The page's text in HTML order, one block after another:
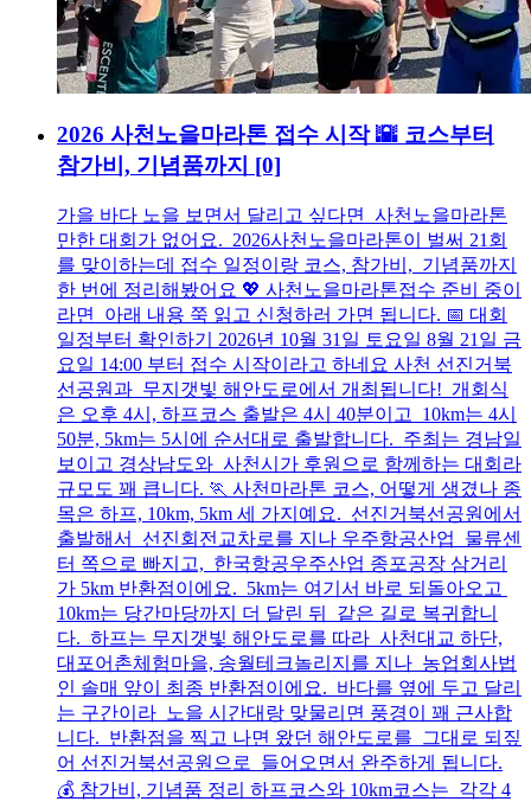
2026 사천노을마라톤 접수 시작 🌇 코스부터
참가비, 기념품까지 [0]
가을 바다 노을 보면서 달리고 싶다면 사천노을마라톤
만한 대회가 없어요. 2026사천노을마라톤이 벌써 21회
를 맞이하는데 접수 일정이랑 코스, 참가비, 기념품까지
한 번에 정리해봤어요 💖 사천노을마라톤접수 준비 중이
라면 아래 내용 쭉 읽고 신청하러 가면 됩니다. 📅 대회
일정부터 확인하기 2026년 10월 31일 토요일 8월 21일 금
요일 14:00 부터 접수 시작이라고 하네요 사천 선진거북
선공원과 무지갯빛 해안도로에서 개최됩니다! 개회식
은 오후 4시, 하프코스 출발은 4시 40분이고 10km는 4시
50분, 5km는 5시에 순서대로 출발합니다. 주최는 경남일
보이고 경상남도와 사천시가 후원으로 함께하는 대회라
규모도 꽤 큽니다. 🏃 사천마라톤 코스, 어떻게 생겼나 종
목은 하프, 10km, 5km 세 가지예요. 선진거북선공원에서
출발해서 선진회전교차로를 지나 우주항공산업 물류센
터 쪽으로 빠지고, 한국항공우주산업 종포공장 삼거리
가 5km 반환점이에요. 5km는 여기서 바로 되돌아오고
10km는 당간마당까지 더 달린 뒤 같은 길로 복귀합니
다. 하프는 무지갯빛 해안도로를 따라 사천대교 하단,
대포어촌체험마을, 송월테크놀리지를 지나 농업회사법
인 솔매 앞이 최종 반환점이에요. 바다를 옆에 두고 달리
는 구간이라 노을 시간대랑 맞물리면 풍경이 꽤 근사합
니다. 반환점을 찍고 나면 왔던 해안도로를 그대로 되짚
어 선진거북선공원으로 들어오면서 완주하게 됩니다.
💰 참가비, 기념품 정리 하프코스와 10km코스는 각각 4